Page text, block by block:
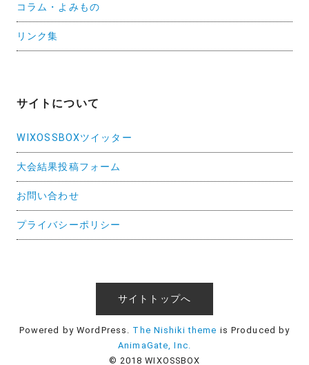
コラム・よみもの
リンク集
サイトについて
WIXOSSBOXツイッター
大会結果投稿フォーム
お問い合わせ
プライバシーポリシー
サイトトップへ
Powered by WordPress. The Nishiki theme is Produced by
AnimaGate, Inc.
© 2018 WIXOSSBOX